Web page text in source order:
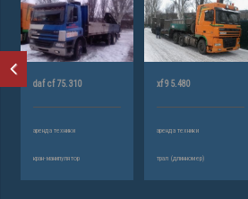
daf cf 75.310
аренда техники
кран-манипулятор
xf 95.480
аренда техники
трал (длинномер)